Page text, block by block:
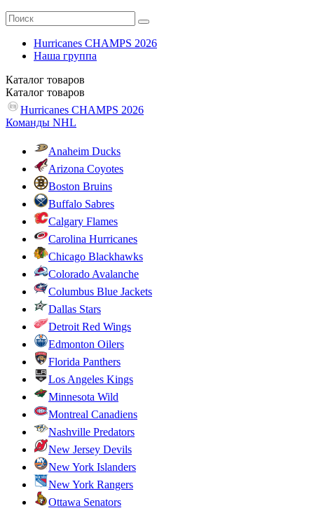
Hurricanes CHAMPS 2026
Наша группа
Каталог товаров
Каталог товаров
Hurricanes CHAMPS 2026
Команды NHL
Anaheim Ducks
Arizona Coyotes
Boston Bruins
Buffalo Sabres
Calgary Flames
Carolina Hurricanes
Chicago Blackhawks
Colorado Avalanche
Columbus Blue Jackets
Dallas Stars
Detroit Red Wings
Edmonton Oilers
Florida Panthers
Los Angeles Kings
Minnesota Wild
Montreal Canadiens
Nashville Predators
New Jersey Devils
New York Islanders
New York Rangers
Ottawa Senators